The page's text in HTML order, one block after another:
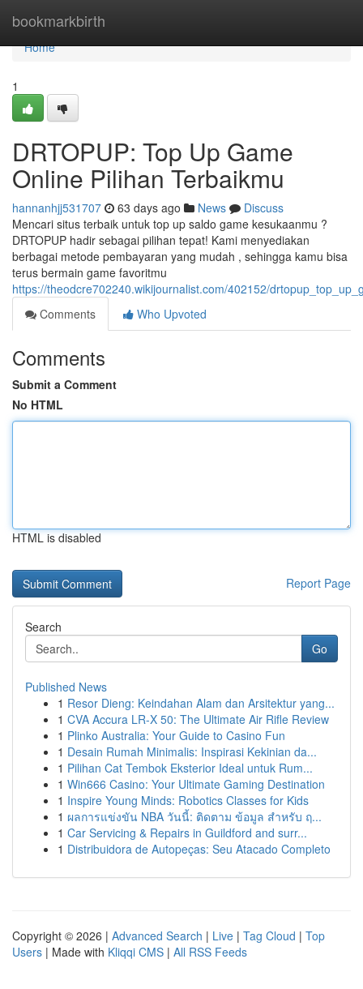
bookmarkbirth
Home
Home
1
DRTOPUP: Top Up Game
Online Pilihan Terbaikmu
hannanhjj531707 63 days ago News
Discuss
Mencari situs terbaik untuk top up saldo game kesukaanmu ?
DRTOPUP hadir sebagai pilihan tepat! Kami menyediakan
berbagai metode pembayaran yang mudah , sehingga kamu bisa
terus bermain game favoritmu
https://theodcre702240.wikijournalist.com/402152/
Comments
Who Upvoted
Comments
Submit a Comment
No HTML
HTML is disabled
Report Page
Search
Go
Published News
1 Resor Dieng: Keindahan Alam dan Arsitektur yang...
1 CVA Accura LR-X 50: The Ultimate Air Rifle Review
1 Plinko Australia: Your Guide to Casino Fun
1 Desain Rumah Minimalis: Inspirasi Kekinian da...
1 Pilihan Cat Tembok Eksterior Ideal untuk Rum...
1 Win666 Casino: Your Ultimate Gaming Destination
1 Inspire Young Minds: Robotics Classes for Kids
1 ผลการแข่งขัน NBA วันนี้: ติดตาม ข้อมูล สำหรับ ฤ...
1 Car Servicing & Repairs in Guildford and surr...
1 Distribuidora de Autopeças: Seu Atacado Completo
Copyright © 2026 | Advanced Search | Live | Tag Cloud | Top
Users | Made with Kliqqi CMS | All RSS Feeds